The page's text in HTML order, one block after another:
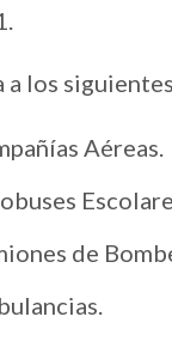
a los
Aéreas.
de